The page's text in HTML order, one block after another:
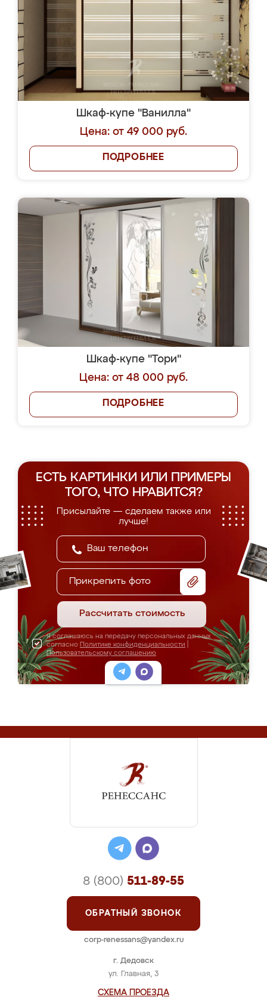
Шкаф-купе "Ванилла"
Цена: от 49 000 руб.
ПОДРОБНЕЕ
Шкаф-купе "Тори"
Цена: от 48 000 руб.
ПОДРОБНЕЕ
ЕСТЬ КАРТИНКИ ИЛИ ПРИМЕРЫ
ТОГО, ЧТО НРАВИТСЯ?
Присылайте — сделаем также или
лучше!
Прикрепить фото
Рассчитать стоимость
Я соглашаюсь на передачу персональных данных
согласно Политике конфиденциальности
Пользовательскому соглашению
г. Дедовск
ул. Главная, 3
СХЕМА ПРОЕЗДА
8 (800) 511-89-55
ОБРАТНЫЙ ЗВОНОК
corp-renessans@yandex.ru